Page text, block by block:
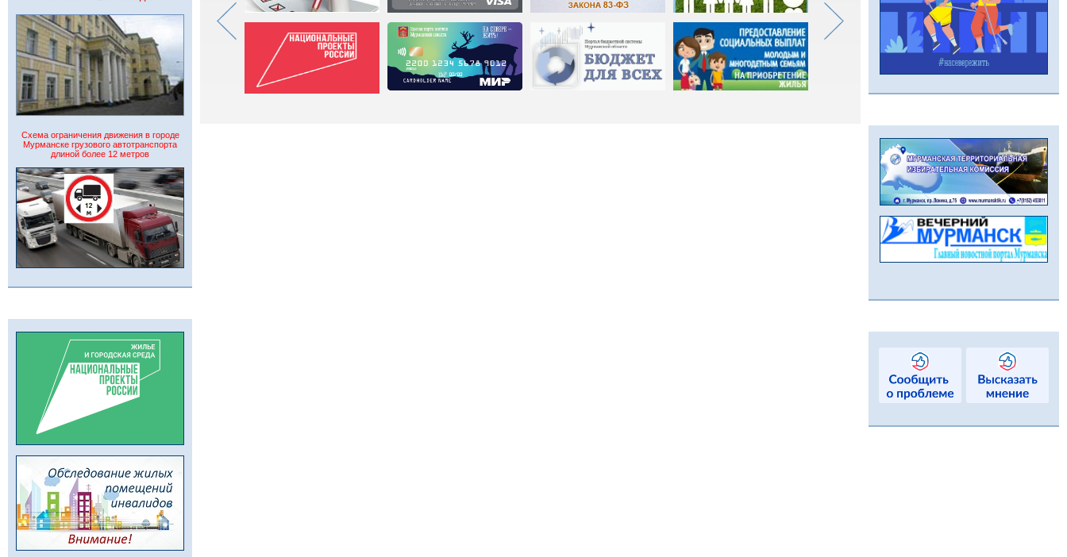
Схема ограничения движения в городе
Мурманске грузового автотранспорта
длиной более 12 метров